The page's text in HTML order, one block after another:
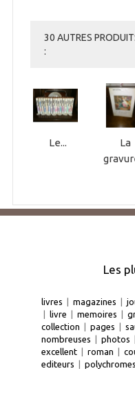
30 AUTRES
:
Le...
La
Les
livres magazines
livre memoires
collection
pages
nombreuses
photos
excellent
roman
editeurs
polychromes